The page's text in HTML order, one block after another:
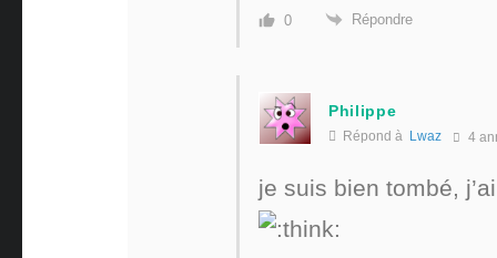
0 Répondre
Philippe
Répond à Lwaz 4
je suis bien tombé,